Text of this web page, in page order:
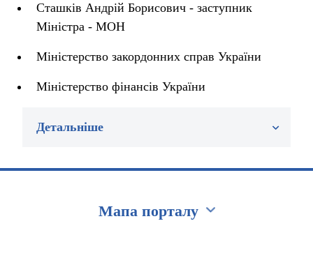
Сташків Андрій Борисович - заступник
Міністра - МОН
Міністерство закордонних справ України
Міністерство фінансів України
Детальніше
Мапа порталу